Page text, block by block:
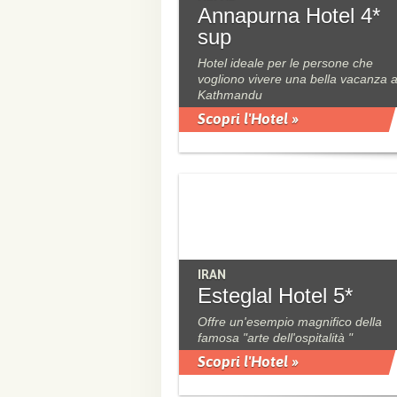
Annapurna Hotel 4*
sup
Hotel ideale per le persone che
vogliono vivere una bella vacanza a
Kathmandu
Scopri l'Hotel »
IRAN
Esteglal Hotel 5*
Offre un'esempio magnifico della
famosa "arte dell'ospitalità "
Scopri l'Hotel »